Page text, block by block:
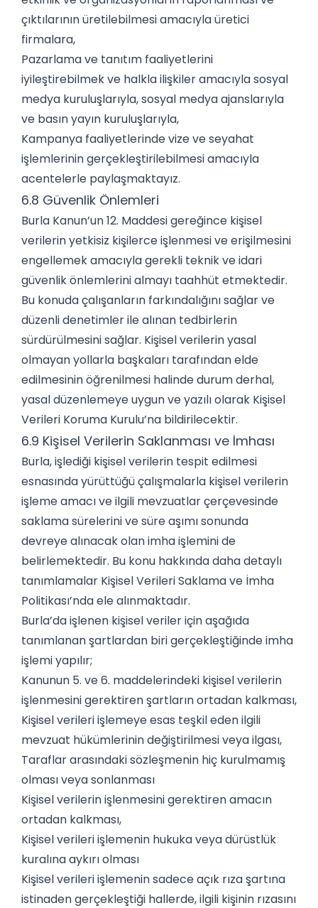
çıktılarının üretilebilmesi amacıyla üretici
firmalara,
Pazarlama ve tanıtım faaliyetlerini
iyileştirebilmek ve halkla ilişkiler amacıyla sosyal
medya kuruluşlarıyla, sosyal medya ajanslarıyla
ve basın yayın kuruluşlarıyla,
Kampanya faaliyetlerinde vize ve seyahat
işlemlerinin gerçekleştirilebilmesi amacıyla
acentelerle paylaşmaktayız.
6.8 Güvenlik Önlemleri
Burla Kanun’un 12. Maddesi gereğince kişisel
verilerin yetkisiz kişilerce işlenmesi ve erişilmesini
engellemek amacıyla gerekli teknik ve idari
güvenlik önlemlerini almayı taahhüt etmektedir.
Bu konuda çalışanların farkındalığını sağlar ve
düzenli denetimler ile alınan tedbirlerin
sürdürülmesini sağlar. Kişisel verilerin yasal
olmayan yollarla başkaları tarafından elde
edilmesinin öğrenilmesi halinde durum derhal,
yasal düzenlemeye uygun ve yazılı olarak Kişisel
Verileri Koruma Kurulu’na bildirilecektir.
6.9 Kişisel Verilerin Saklanması ve İmhası
Burla, işlediği kişisel verilerin tespit edilmesi
esnasında yürüttüğü çalışmalarla kişisel verilerin
işleme amacı ve ilgili mevzuatlar çerçevesinde
saklama sürelerini ve süre aşımı sonunda
devreye alınacak olan imha işlemini de
belirlemektedir. Bu konu hakkında daha detaylı
tanımlamalar Kişisel Verileri Saklama ve İmha
Politikası’nda ele alınmaktadır.
Burla’da işlenen kişisel veriler için aşağıda
tanımlanan şartlardan biri gerçekleştiğinde imha
işlemi yapılır;
Kanunun 5. ve 6. maddelerindeki kişisel verilerin
işlenmesini gerektiren şartların ortadan kalkması,
Kişisel verileri işlemeye esas teşkil eden ilgili
mevzuat hükümlerinin değiştirilmesi veya ilgası,
Taraflar arasındaki sözleşmenin hiç kurulmamış
olması veya sonlanması
Kişisel verilerin işlenmesini gerektiren amacın
ortadan kalkması,
Kişisel verileri işlemenin hukuka veya dürüstlük
kuralına aykırı olması
Kişisel verileri işlemenin sadece açık rıza şartına
istinaden gerçekleştiği hallerde, ilgili kişinin rızasını